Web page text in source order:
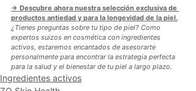
→ Descubre ahora nuestra selección exclusiva de
productos antiedad y para la longevidad de la piel.
¿Tienes preguntas sobre tu tipo de piel? Como
expertos suizos en cosmética con ingredientes
activos, estaremos encantados de asesorarte
personalmente para encontrar la estrategia perfecta
para la salud y el bienestar de tu piel a largo plazo.
Ingredientes activos